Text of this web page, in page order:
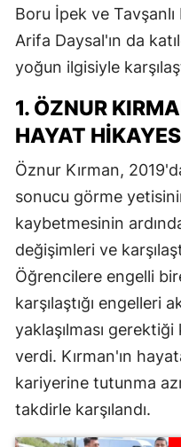
Boru İpek ve
Arifa Daysal'ın da
yoğun ilgisiyle
1. ÖZNUR
HAYAT
Öznur Kırman,
sonucu görme
kaybetmesinin
değişimleri ve
Öğrencilere engelli
karşılaştığı engelleri
yaklaşılması
verdi. Kırman'ın
kariyerine tutunma
takdirle karşılandı.